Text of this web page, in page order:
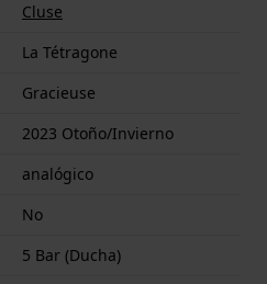
Cluse
La Tétragone
Gracieuse
2023 Otoño/Invierno
analógico
No
5 Bar (Ducha)